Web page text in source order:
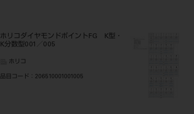
ホリコダイヤモンドポイントFG K型・
K分数型001／005
ホリコ
品目コード ：206510001001005